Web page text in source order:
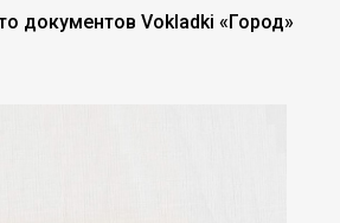
документов Vokladki «Город»